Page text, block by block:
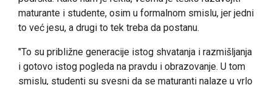
maturante i studente, osim u formalnom smislu, jer jedni
to već jesu, a drugi to tek treba da postanu.
"To su približne generacije istog shvatanja i razmišljanja
i gotovo istog pogleda na pravdu i obrazovanje. U tom
smislu, studenti su svesni da se maturanti nalaze u vrlo